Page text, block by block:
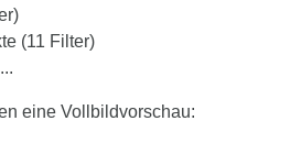
(11 Filter)
eine Vollbildvorschau: